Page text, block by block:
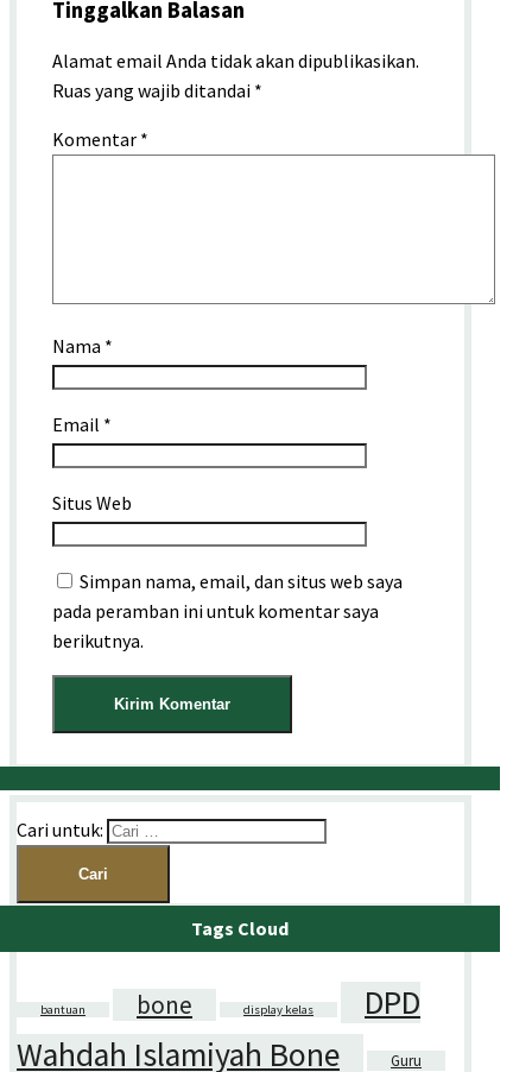
Tinggalkan Balasan
Alamat email Anda tidak akan dipublikasikan.
Ruas yang wajib ditandai *
Komentar *
Nama *
Email *
Situs Web
Simpan nama, email, dan situs web saya
pada peramban ini untuk komentar saya
berikutnya.
Cari untuk:
Tags Cloud
bantuan bone display kelas
DPD
Wahdah Islamiyah Bone
Guru